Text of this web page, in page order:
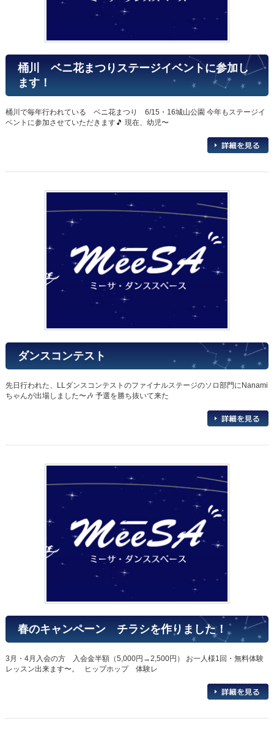
桶川 ベニ花まつりステージイベントに参加し
ます！
桶川で毎年行われている ベニ花まつり 6/15・16城山公園 今年もステージイ
ベントに参加させていただきます🎵 現在、幼児〜
ダンスコンテスト
先日行われた、LLダンスコンテストのファイナルステージのソロ部門にNanami
ちゃんが出場しました〜🎶 予選を勝ち抜いて来た
春のキャンペーン チラシを作りました！
3月・4月入会の方 入会金半額（5,000円→2,500円） お一人様1回・無料体験
レッスン出来ます〜。 ヒップホップ 体験レ